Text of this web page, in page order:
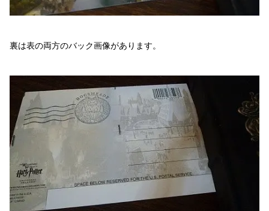
裏は表の両方のバック画像があります。